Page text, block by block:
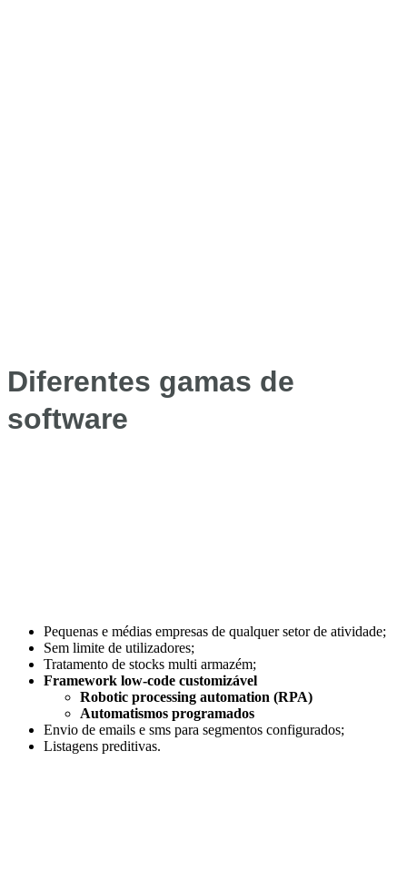
Diferentes gamas de
software
Pequenas e médias empresas de qualquer setor de atividade;
Sem limite de utilizadores;
Tratamento de stocks multi armazém;
Framework low-code customizável
Robotic processing automation (RPA)
Automatismos programados
Envio de emails e sms para segmentos configurados;
Listagens preditivas.